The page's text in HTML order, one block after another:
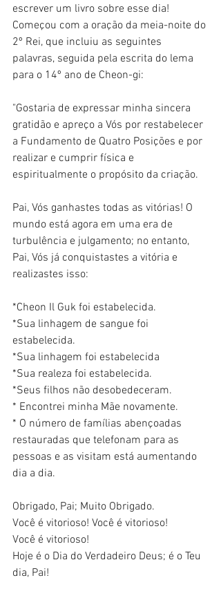
escrever um livro sobre esse dia!
Começou com a oração da meia-noite do
2º Rei, que incluiu as seguintes
palavras, seguida pela escrita do lema
para o 14º ano de Cheon-gi:
"Gostaria de expressar minha sincera
gratidão e apreço a Vós por restabelecer
a Fundamento de Quatro Posições e por
realizar e cumprir física e
espiritualmente o propósito da criação.
Pai, Vós ganhastes todas as vitórias! O
mundo está agora em uma era de
turbulência e julgamento; no entanto,
Pai, Vós já conquistastes a vitória e
realizastes isso:
*Cheon Il Guk foi estabelecida.
*Sua linhagem de sangue foi
estabelecida.
*Sua linhagem foi estabelecida
*Sua realeza foi estabelecida.
*Seus filhos não desobedeceram.
* Encontrei minha Mãe novamente.
* O número de famílias abençoadas
restauradas que telefonam para as
pessoas e as visitam está aumentando
dia a dia.
Obrigado, Pai; Muito Obrigado.
Você é vitorioso! Você é vitorioso!
Você é vitorioso!
Hoje é o Dia do Verdadeiro Deus; é o Teu
dia, Pai!